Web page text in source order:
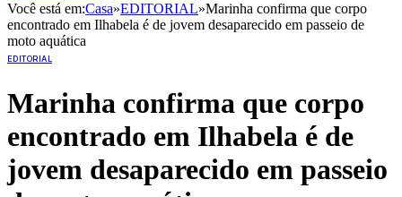
Você está em:Casa»EDITORIAL»Marinha confirma que corpo
encontrado em Ilhabela é de jovem desaparecido em passeio de
moto aquática
EDITORIAL
Marinha confirma que corpo
encontrado em Ilhabela é de
jovem desaparecido em passeio